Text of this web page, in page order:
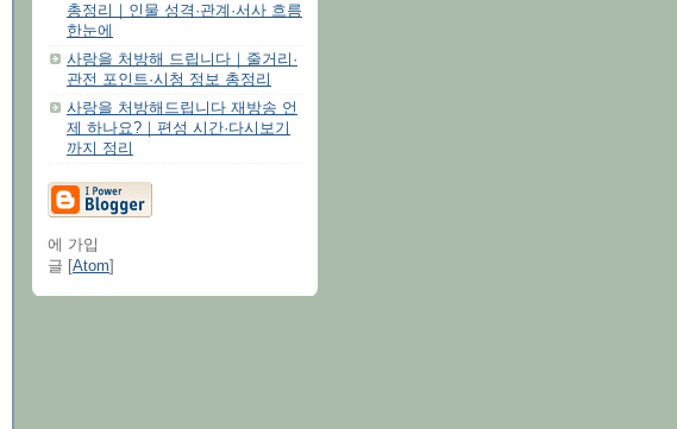
총정리｜인물 성격·관계·서사 흐름
한눈에
사랑을 처방해 드립니다｜줄거리·
관전 포인트·시청 정보 총정리
사랑을 처방해드립니다 재방송 언
제 하나요?｜편성 시간·다시보기
까지 정리
에 가입
글 [ Atom